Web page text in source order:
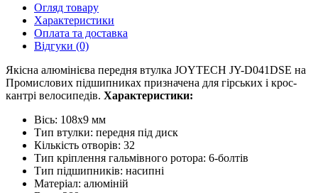
Огляд товару
Характеристики
Оплата та доставка
Відгуки (0)
Якісна алюмінієва передня втулка JOYTECH JY-D041DSE на
Промислових підшипниках призначена для гірських і крос-
кантрі велосипедів. Характеристики:
Вісь: 108х9 мм
Тип втулки: передня під диск
Кількість отворів: 32
Тип кріплення гальмівного ротора: 6-болтів
Тип підшипників: насипні
Матеріал: алюміній